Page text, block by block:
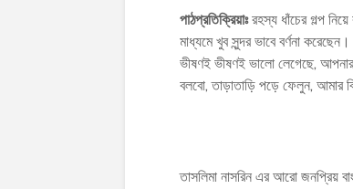
পাঠপ্রতিক্রিয়াঃরহস্য ধাঁচের গল্প
মাধ্যমে খুব সুন্দর ভাবে বর্ণনা
ভীষণই ভীষণই ভালো লেগেছে,
বলবো, তাড়াতাড়ি পড়ে ফেলুন, আমার
তাসলিমা নাসরিন এর আরো জনপ্রিয়